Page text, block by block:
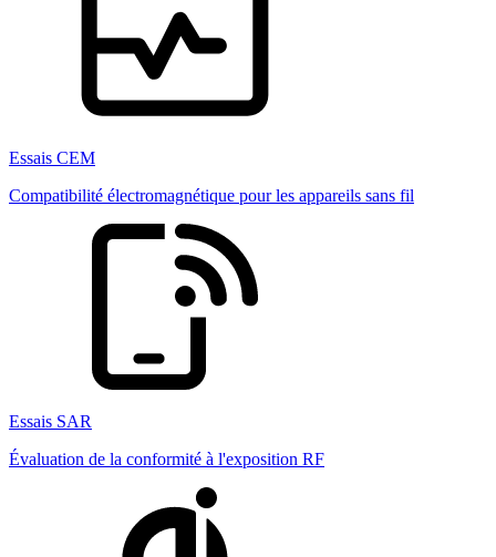
Essais CEM
Compatibilité électromagnétique pour les appareils sans fil
Essais SAR
Évaluation de la conformité à l'exposition RF